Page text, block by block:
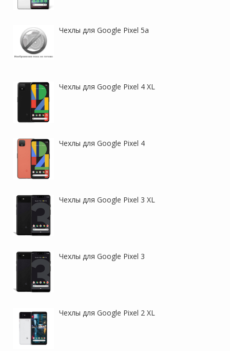
Nillkin CamShield Pro | Чехол
Pixel 9 Pro
защитой камеры и
микрофиброй
Flex Silicone |
Противоударный чехол для
защитой камеры и
микрофиброй
камеры и микрофиброй
Чехлы для Google Pixel 5a
Чехлы для Google Pixel 4 XL
Чехлы для Google Pixel 4
Чехлы для Google Pixel 3 XL
Чехлы для Google Pixel 3
Чехлы для Google Pixel 2 XL